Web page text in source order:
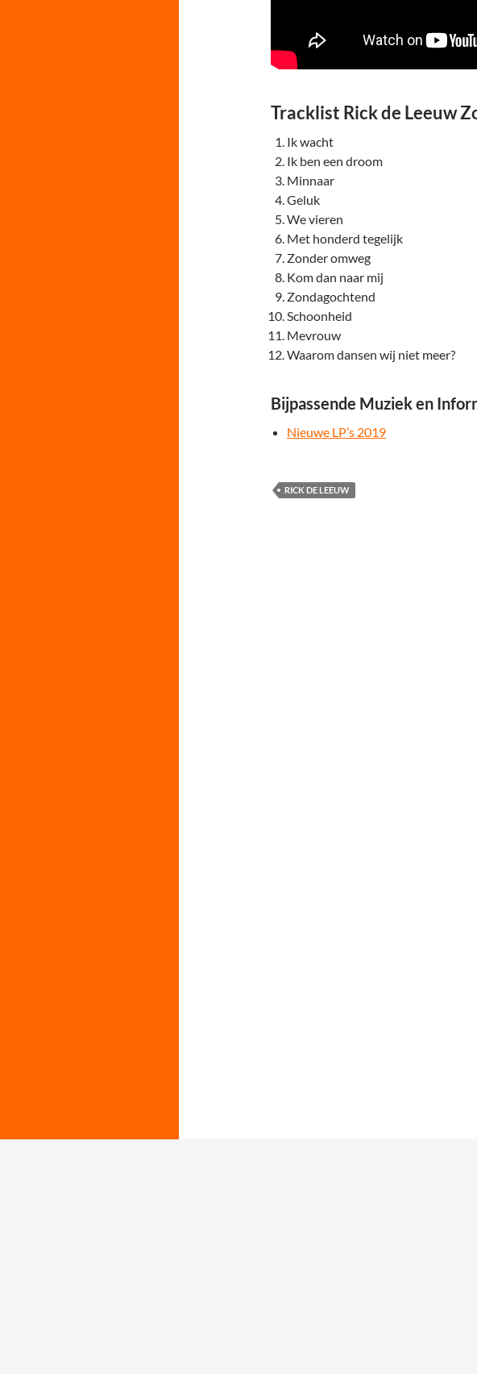
Tracklist Rick de Leeuw
Ik wacht
Ik ben een droom
Minnaar
Geluk
We vieren
Met honderd tegelijk
Zonder omweg
Kom dan naar mij
Zondagochtend
Schoonheid
Mevrouw
Waarom dansen wij niet meer?
Bijpassende Muziek en
Nieuwe LP’s 2019
RICK DE LEEUW